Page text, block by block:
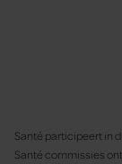
Santé participeert in
Santé commissies